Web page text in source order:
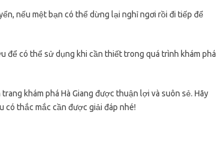
nếu mệt bạn có thể dừng lại nghỉ ngơi rồi đi tiếp để
để có thể sử dụng khi cần thiết trong quá trình khám phá
khám phá Hà Giang được thuận lợi và suôn sẻ. Hãy
có thắc mắc cần được giải đáp nhé!